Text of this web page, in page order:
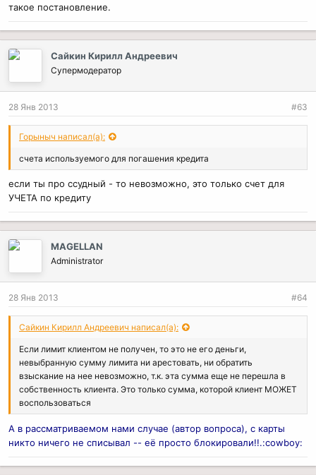
такое постановление.
Сайкин Кирилл Андреевич
Супермодератор
28 Янв 2013 #63
Горыныч написал(а):
счета используемого для погашения кредита
если ты про ссудный - то невозможно, это только счет для
УЧЕТА по кредиту
MAGELLAN
Administrator
28 Янв 2013 #64
Сайкин Кирилл Андреевич написал(а):
Если лимит клиентом не получен, то это не его деньги,
невыбранную сумму лимита ни арестовать, ни обратить
взыскание на нее невозможно, т.к. эта сумма еще не перешла в
собственность клиента. Это только сумма, которой клиент МОЖЕТ
воспользоваться
А в рассматриваемом нами случае (автор вопроса), с карты
никто ничего не списывал -- её просто блокировали!!.:cowboy: